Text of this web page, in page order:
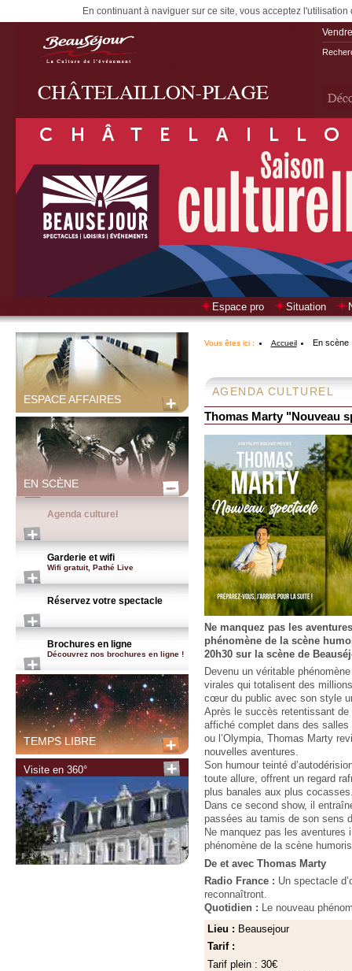
En continuant à naviguer sur ce site, vous acceptez
Espace pro Situation
ESPACE AFFAIRES
EN SCÈNE
Agenda culturel
Garderie et wifi
Wifi gratuit, Pathé Live
Réservez votre spectacle
Brochures en ligne
Découvrez nos brochures en ligne !
TEMPS LIBRE
Visite en 360°
Vous êtes ici : Accueil En scène
AGENDA CULTUREL
Thomas Marty "Nouveau
Ne manquez pas les
phénomène de la scène
20h30 sur la scène de
Devenu un véritable
virales qui totalisent des
cœur du public avec son style
Après le succès retentissant
affiché complet dans des
ou l’Olympia, Thomas Marty
nouvelles aventures.
Son humour teinté
toute allure, offrent un regard
plus banales aux plus
Dans ce second show, il
passées au tamis de son sens
Ne manquez pas les aventures
phénomène de la scène
De et avec Thomas Marty
Radio France : Un spectacle
reconnaîtront.
Quotidien : Le nouveau
Lieu : Beausejour
Tarif :
Tarif plein : 30€